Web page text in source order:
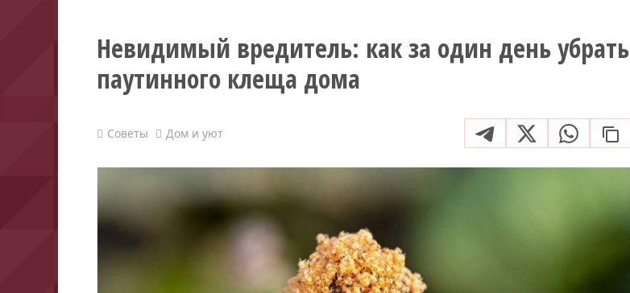
Невидимый вредитель: как за один день убрать
паутинного клеща дома
Советы Дом и уют